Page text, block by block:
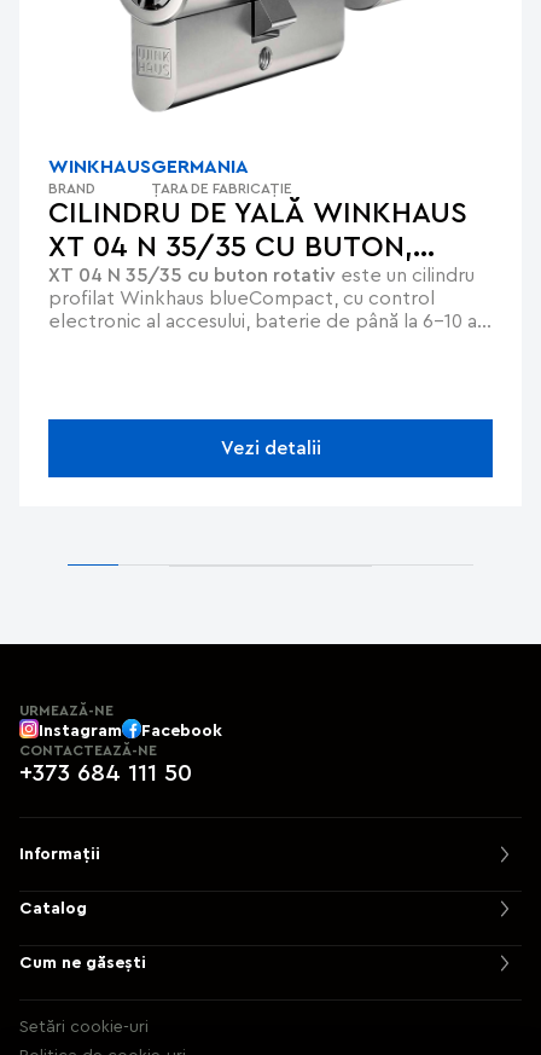
CILINDRU DE YALĂ WINKHAUS
XT 04 N 35/35 CU BUTON,
BLUECOMPACT
XT 04 N 35/35 cu buton rotativ
profilat Winkhaus blueCompact, cu control
electronic al accesului, baterie de până la 6-10 ani
WINKHAUS
BRAND
GERMANIA
ȚARA DE FABRICAȚIE
Vezi detalii
URMEAZĂ-NE
Instagram Facebook
CONTACTEAZĂ-NE
+373 684 111 50
Informații
Catalog
Cum ne găsești
Setări cookie-uri